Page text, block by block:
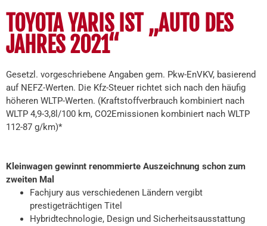
TOYOTA YARIS IST „AUTO DES
JAHRES 2021“
Gesetzl. vorgeschriebene Angaben gem. Pkw-EnVKV, basierend
auf NEFZ-Werten. Die Kfz-Steuer richtet sich nach den häufig
höheren WLTP-Werten. (Kraftstoffverbrauch kombiniert nach
WLTP 4,9-3,8l/100 km, CO2Emissionen kombiniert nach WLTP
112-87 g/km)*
Kleinwagen gewinnt renommierte Auszeichnung schon zum
zweiten Mal
Fachjury aus verschiedenen Ländern vergibt
prestigeträchtigen Titel
Hybridtechnologie, Design und Sicherheitsausstattung